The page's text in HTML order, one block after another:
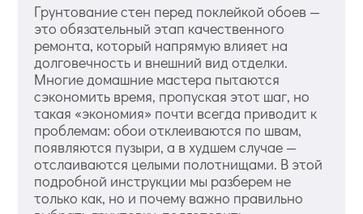
Грунтование стен перед поклейкой обоев —
это обязательный этап качественного
ремонта, который напрямую влияет на
долговечность и внешний вид отделки.
Многие домашние мастера пытаются
сэкономить время, пропуская этот шаг, но
такая «экономия» почти всегда приводит к
проблемам: обои отклеиваются по швам,
появляются пузыри, а в худшем случае —
отслаиваются целыми полотнищами. В этой
подробной инструкции мы разберем не
только как, но и почему важно правильно